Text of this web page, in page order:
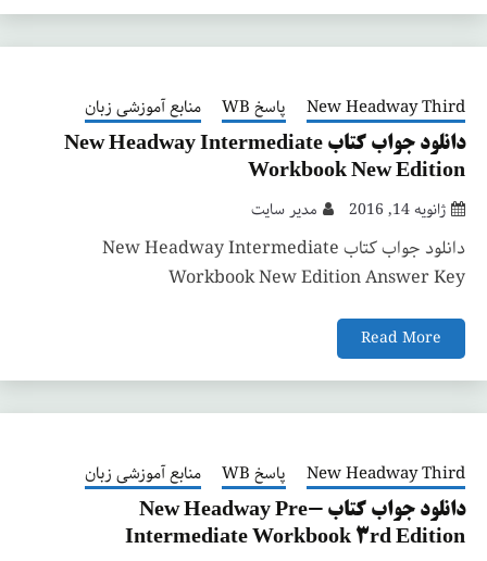
New Headway Third پاسخ WB منابع آموزشی زبان
دانلود جواب کتاب New Headway Intermediate
Workbook New Edition
ژانویه 14, 2016 مدیر سایت
دانلود جواب کتاب New Headway Intermediate
Workbook New Edition Answer Key
Read More
New Headway Third پاسخ WB منابع آموزشی زبان
دانلود جواب کتاب New Headway Pre-
Intermediate Workbook 3rd Edition